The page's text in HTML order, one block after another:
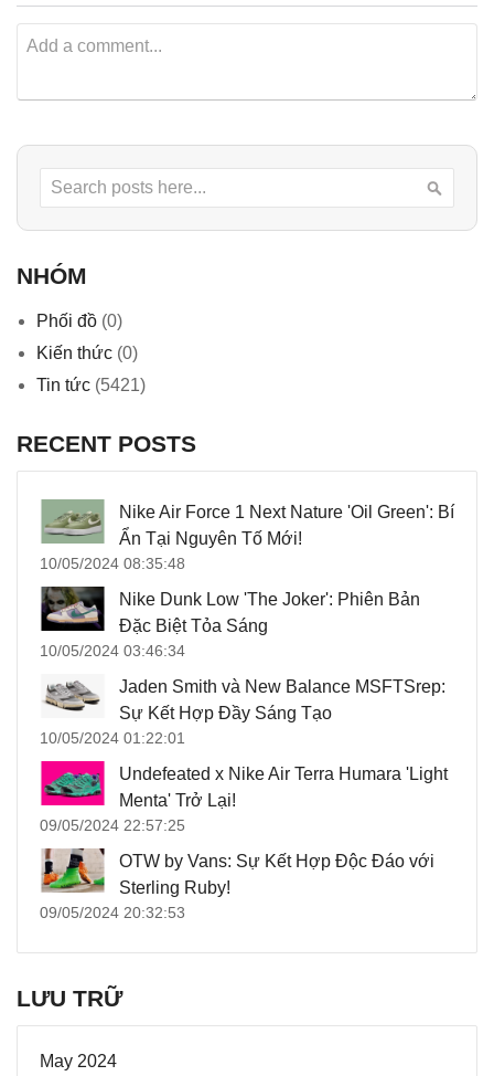
Search
NHÓM
Phối đồ (0)
Kiến thức (0)
Tin tức (5421)
RECENT POSTS
Nike Air Force 1 Next Nature 'Oil Green': Bí
Ẩn Tại Nguyên Tố Mới!
10/05/2024 08:35:48
Nike Dunk Low 'The Joker': Phiên Bản
Đặc Biệt Tỏa Sáng
10/05/2024 03:46:34
Jaden Smith và New Balance MSFTSrep:
Sự Kết Hợp Đầy Sáng Tạo
10/05/2024 01:22:01
Undefeated x Nike Air Terra Humara 'Light
Menta' Trở Lại!
09/05/2024 22:57:25
OTW by Vans: Sự Kết Hợp Độc Đáo với
Sterling Ruby!
09/05/2024 20:32:53
LƯU TRỮ
May 2024